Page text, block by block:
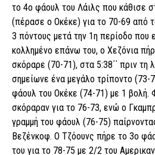
το 4ο φάουλ του Λάιλς που κάθισε
(πέρασε ο Οκέκε) για το 70-69 από
3 πόντους μετά την 1η περίοδο που
κολλημένο επάνω του, ο Χεζόνια
σκόραρε (70-71), στα 5:38΄΄ πριν τη
σημείωνε ένα μεγάλο τρίποντο
φάουλ του Οκέκε (74-71) με 1 βολή.
σκόραραν για το 76-73, ενώ ο
γραμμή του φάουλ (76-75)
Βεζένκοφ. Ο Τζόουνς πήρε το 3ο
του για το 78-75 με 2/2 του